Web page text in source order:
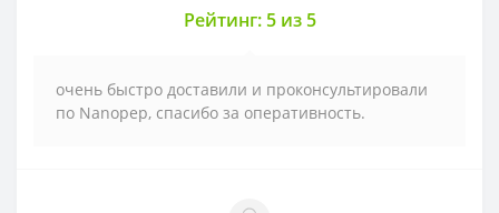
Рейтинг: 5 из 5
очень быстро доставили и проконсультировали
по Nanopep, спасибо за оперативность.